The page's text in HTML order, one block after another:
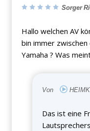
Sorger
Hallo welchen AV
bin immer
Yamaha ? Was
Von
Das ist eine